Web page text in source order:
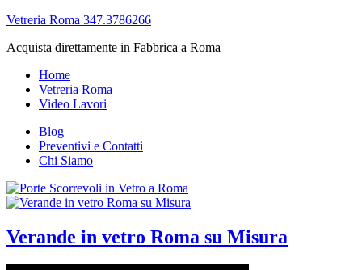
Vetreria Roma 347.3786266
Acquista direttamente in Fabbrica a Roma
Home
Vetreria Roma
Video Lavori
Blog
Preventivi e Contatti
Chi Siamo
Verande in vetro Roma su Misura